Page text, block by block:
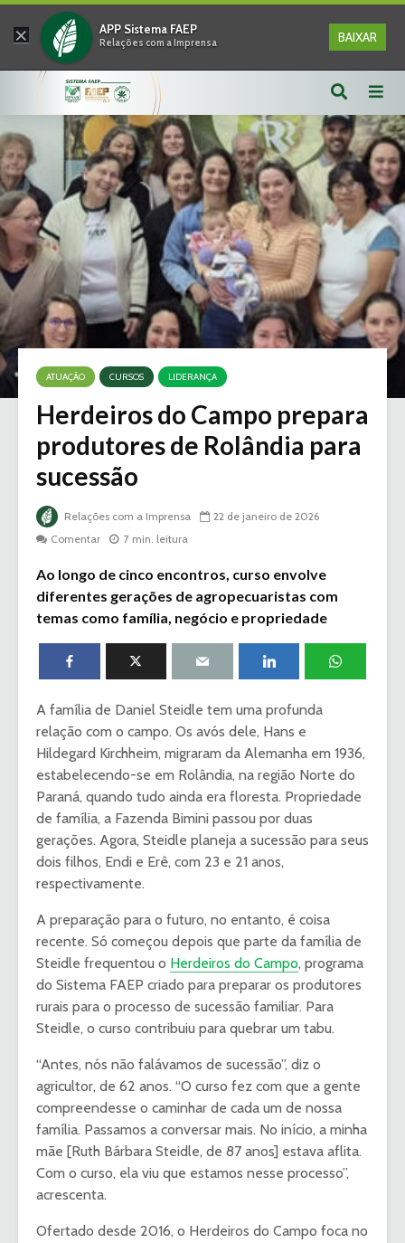
× APP Sistema FAEP
Relações com a Imprensa BAIXAR
ATUAÇÃO CURSOS LIDERANÇA
Herdeiros do Campo prepara
produtores de Rolândia para
sucessão
Relações com a Imprensa
22 de janeiro de 2026
Comentar
7 min. leitura
Ao longo de cinco encontros, curso envolve
diferentes gerações de agropecuaristas com
temas como família, negócio e propriedade
A família de Daniel Steidle tem uma profunda
relação com o campo. Os avós dele, Hans e
Hildegard Kirchheim, migraram da Alemanha em 1936,
estabelecendo-se em Rolândia, na região Norte do
Paraná, quando tudo ainda era floresta. Propriedade
de família, a Fazenda Bimini passou por duas
gerações. Agora, Steidle planeja a sucessão para seus
dois filhos, Endi e Erê, com 23 e 21 anos,
respectivamente.
A preparação para o futuro, no entanto, é coisa
recente. Só começou depois que parte da família de
Steidle frequentou o Herdeiros do Campo, programa
do Sistema FAEP criado para preparar os produtores
rurais para o processo de sucessão familiar. Para
Steidle, o curso contribuiu para quebrar um tabu.
“Antes, nós não falávamos de sucessão”, diz o
agricultor, de 62 anos. “O curso fez com que a gente
compreendesse o caminhar de cada um de nossa
família. Passamos a conversar mais. No início, a minha
mãe [Ruth Bárbara Steidle, de 87 anos] estava aflita.
Com o curso, ela viu que estamos nesse processo”,
acrescenta.
Ofertado desde 2016, o Herdeiros do Campo foca no